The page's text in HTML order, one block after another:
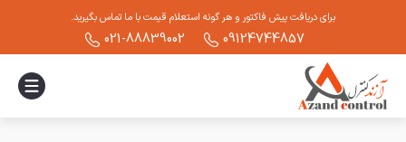
برای دریافت پیش فاکتور و هر گونه استعلام قیمت با ما تماس بگیرید.
09124744857
021-88839002